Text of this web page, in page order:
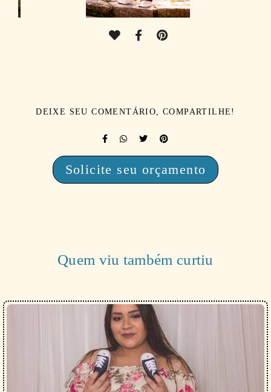
DEIXE SEU COMENTÁRIO, COMPARTILHE!
Solicite seu orçamento
Quem viu também curtiu